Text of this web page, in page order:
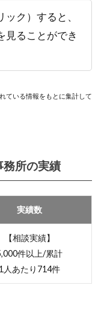
ク）すると、
見ることができ
ている情報をもとに集計して
務所の実績
実績数
【相談実績】
件以上/累計
1人あたり714件